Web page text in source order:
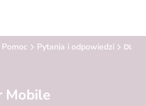
Pomoc Pytania i odpowiedzi
Mobile